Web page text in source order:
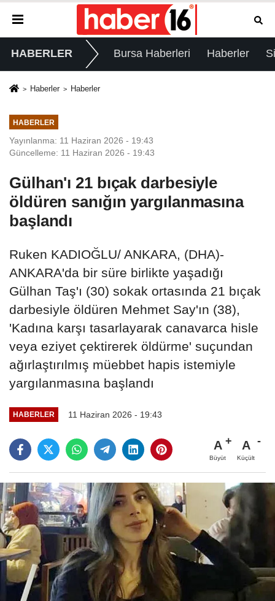
HABERLER Bursa Haberleri Haberler
Haberler Haberler
HABERLER
Yayınlanma: 11 Haziran 2026 - 19:43
Güncelleme: 11 Haziran 2026 - 19:43
Gülhan'ı 21 bıçak darbesiyle
öldüren sanığın yargılanmasına
başlandı
Ruken KADIOĞLU/ ANKARA, (DHA)-
ANKARA'da bir süre birlikte yaşadığı
Gülhan Taş'ı (30) sokak ortasında 21 bıçak
darbesiyle öldüren Mehmet Say'ın (38),
'Kadına karşı tasarlayarak canavarca hisle
veya eziyet çektirerek öldürme' suçundan
ağırlaştırılmış müebbet hapis istemiyle
yargılanmasına başlandı
HABERLER 11 Haziran 2026 - 19:43
A
Büyüt
A
Küçült